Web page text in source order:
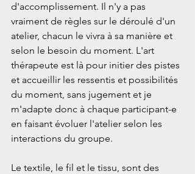
d'accomplissement. Il n'y a pas
vraiment de règles sur le déroulé d'un
atelier, chacun le vivra à sa manière et
selon le besoin du moment. L'art
thérapeute est là pour initier des pistes
et accueillir les ressentis et possibilités
du moment, sans jugement et je
m'adapte donc à chaque participant-e
en faisant évoluer l'atelier selon les
interactions du groupe.
Le textile, le fil et le tissu, sont des